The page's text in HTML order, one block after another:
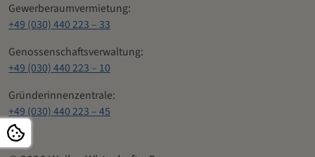
Gewerberaumvermietung:
+49 (030) 440 223 – 33
Genossenschaftsverwaltung:
+49 (030) 440 223 – 10
Gründerinnenzentrale:
+49 (030) 440 223 – 45